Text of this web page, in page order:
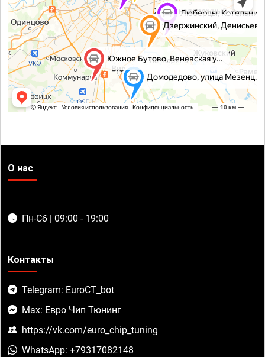
О нас
Пн-Сб | 09:00 - 19:00
Контакты
Telegram: EuroCT_bot
Max: Евро Чип Тюнинг
https://vk.com/euro_chip_tuning
WhatsApp: +79317082148